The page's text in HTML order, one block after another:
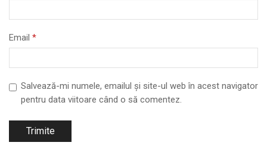
Email *
Salvează-mi numele, emailul și site-ul web în acest navigator
pentru data viitoare când o să comentez.